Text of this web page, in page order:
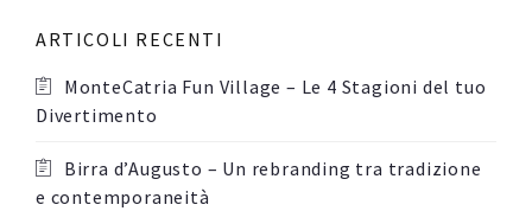
ARTICOLI RECENTI
MonteCatria Fun Village – Le 4 Stagioni del tuo
Divertimento
Birra d’Augusto – Un rebranding tra tradizione
e contemporaneità